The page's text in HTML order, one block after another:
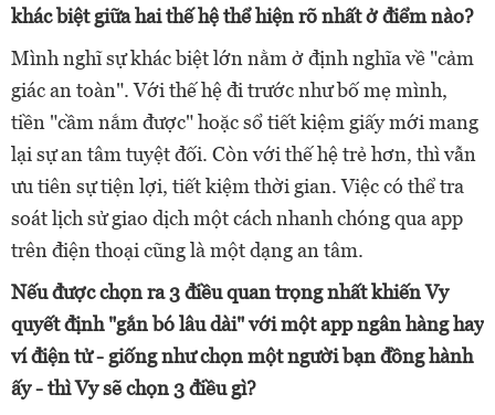
khác biệt giữa hai thế hệ thể hiện rõ nhất ở điểm nào?
Mình nghĩ sự khác biệt lớn nằm ở định nghĩa về "cảm
giác an toàn". Với thế hệ đi trước như bố mẹ mình,
tiền "cầm nắm được" hoặc sổ tiết kiệm giấy mới mang
lại sự an tâm tuyệt đối. Còn với thế hệ trẻ hơn, thì vẫn
ưu tiên sự tiện lợi, tiết kiệm thời gian. Việc có thể tra
soát lịch sử giao dịch một cách nhanh chóng qua app
trên điện thoại cũng là một dạng an tâm.
Nếu được chọn ra 3 điều quan trọng nhất khiến Vy
quyết định "gắn bó lâu dài" với một app ngân hàng hay
ví điện tử - giống như chọn một người bạn đồng hành
ấy - thì Vy sẽ chọn 3 điều gì?